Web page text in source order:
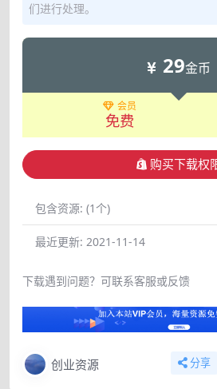
们进行处理。
29金币
会员
免费
购买下载权
包含资源: (1个)
最近更新: 2021-11-14
下载遇到问题？可联系客服或反馈
创业资源 分享